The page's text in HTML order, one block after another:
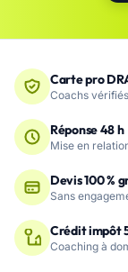
Carte pro
Coachs vérifiés
Réponse 48 h
Mise en
Devis 100 %
Sans
Crédit impôt
Coaching à